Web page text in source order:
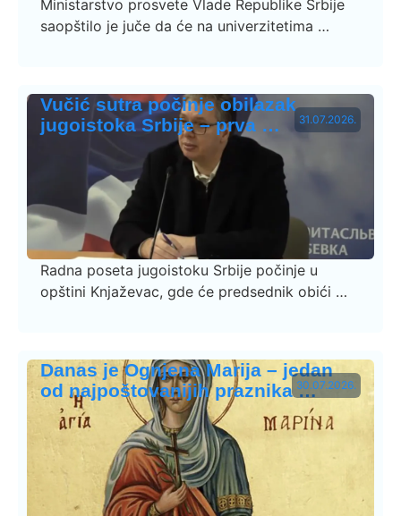
Ministarstvo prosvete Vlade Republike Srbije
saopštilo je juče da će na univerzitetima …
31.07.2026.
Vučić sutra počinje obilazak
jugoistoka Srbije – prva …
Radna poseta jugoistoku Srbije počinje u
opštini Knjaževac, gde će predsednik obići …
30.07.2026.
Danas je Ognjena Marija – jedan
od najpoštovanijih praznika …